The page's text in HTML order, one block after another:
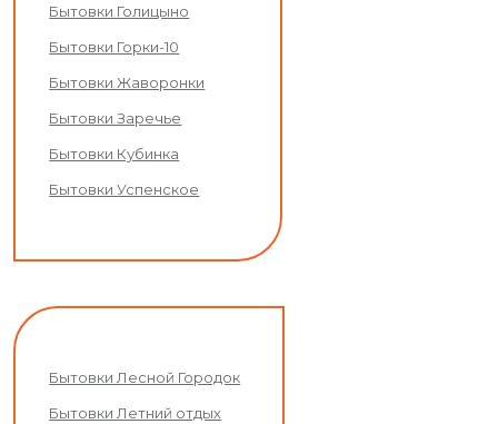
Бытовки Голицыно
Бытовки Горки-10
Бытовки Жаворонки
Бытовки Заречье
Бытовки Кубинка
Бытовки Успенское
Бытовки Лесной Городок
Бытовки Летний отдых